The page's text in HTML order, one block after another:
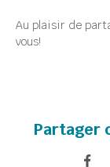
Au plaisir de
vous!
Partager